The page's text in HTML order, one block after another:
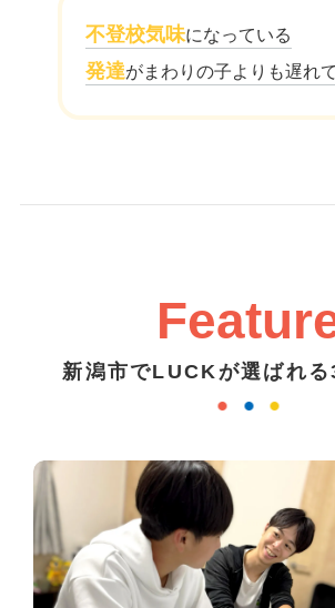
不登校気味になっている
発達がまわりの子よりも遅れ
新潟市でLUCKが選ばれる